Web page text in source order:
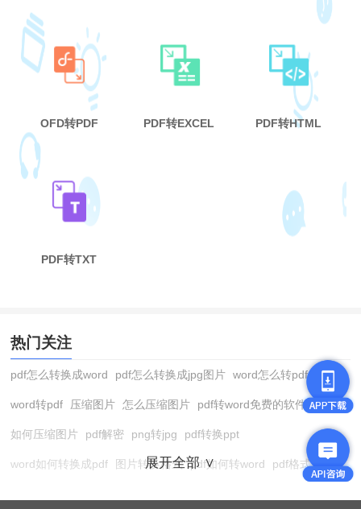
OFD转PDF PDF转EXCEL PDF转HTML
PDF转TXT
热门关注
pdf怎么转换成word pdf怎么转换成jpg图片 word怎么转pdf
word转pdf 压缩图片 怎么压缩图片 pdf转word免费的软件
如何压缩图片 pdf解密 png转jpg pdf转换ppt
word如何转换成pdf 图片转换格式 pdf如何转word pdf格式转换
展开全部 ∨